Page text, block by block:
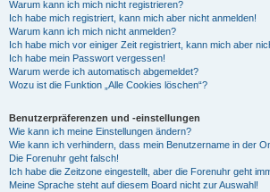
Warum kann ich mich nicht registrieren?
Ich habe mich registriert, kann mich aber nicht anmelden!
Warum kann ich mich nicht anmelden?
Ich habe mich vor einiger Zeit registriert, kann mich aber
Ich habe mein Passwort vergessen!
Warum werde ich automatisch abgemeldet?
Wozu ist die Funktion „Alle Cookies löschen“?
Benutzerpräferenzen und -einstellungen
Wie kann ich meine Einstellungen ändern?
Wie kann ich verhindern, dass mein Benutzername in der
Die Forenuhr geht falsch!
Ich habe die Zeitzone eingestellt, aber die Forenuhr geht
Meine Sprache steht auf diesem Board nicht zur Auswahl!